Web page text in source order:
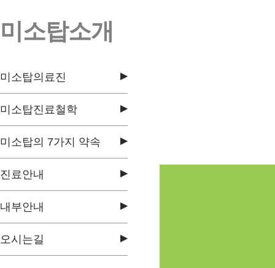
미소탑소개
미소탑의료진 ▶
미소탑진료철학 ▶
미소탑의 7가지 약속 ▶
진료안내 ▶
내부안내 ▶
오시는길 ▶